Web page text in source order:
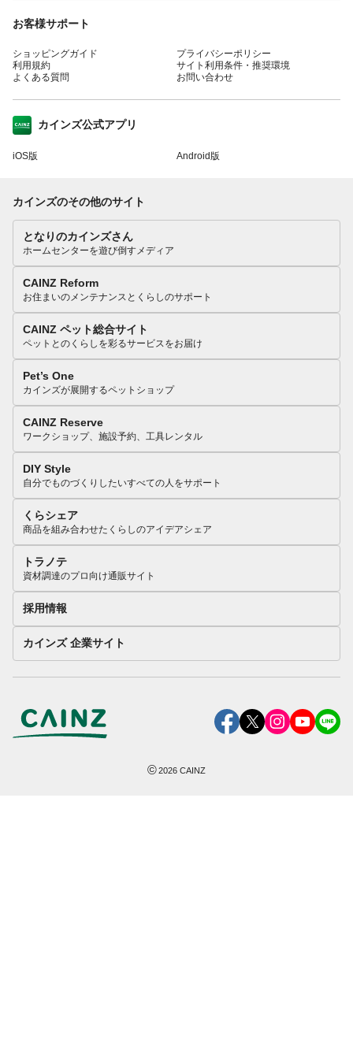
お客様サポート
ショッピングガイド
利用規約
よくある質問
プライバシーポリシー
サイト利用条件・推奨環境
お問い合わせ
カインズ公式アプリ
iOS版 Android版
カインズのその他のサイト
となりのカインズさん
ホームセンターを遊び倒すメディア
CAINZ Reform
お住まいのメンテナンスとくらしのサポート
CAINZ ペット総合サイト
ペットとのくらしを彩るサービスをお届け
Pet’s One
カインズが展開するペットショップ
CAINZ Reserve
ワークショップ、施設予約、工具レンタル
DIY Style
自分でものづくりしたいすべての人をサポート
くらシェア
商品を組み合わせたくらしのアイデアシェア
トラノテ
資材調達のプロ向け通販サイト
採用情報
カインズ 企業サイト
©2026 CAINZ